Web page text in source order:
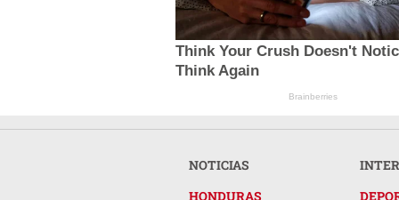
Think Your Crush Doesn't
Think Again
Brainberries
NOTICIAS
HONDURAS